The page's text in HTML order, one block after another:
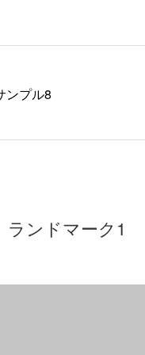
ンプル8
ランドマーク1